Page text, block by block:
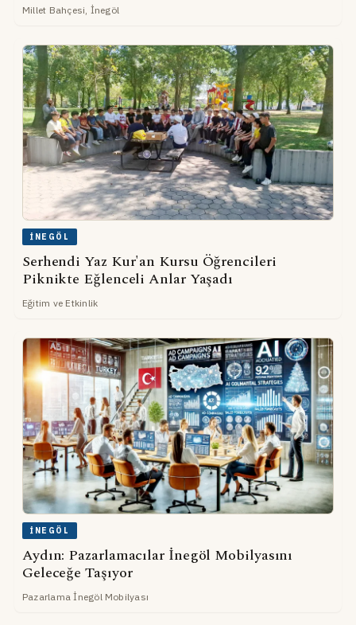
Millet Bahçesi, İnegöl
İNEGÖL
Serhendi Yaz Kur'an Kursu Öğrencileri
Piknikte Eğlenceli Anlar Yaşadı
Eğitim ve Etkinlik
İNEGÖL
Aydın: Pazarlamacılar İnegöl Mobilyasını
Geleceğe Taşıyor
Pazarlama İnegöl Mobilyası